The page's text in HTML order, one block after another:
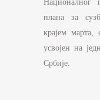
Националног
плана за
крајем марта,
усвојен на
Србије.